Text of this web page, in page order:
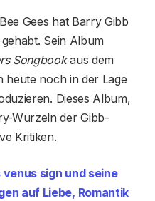
Gees hat Barry Gibb
Sein Album
Songbookaus dem
heute noch in der Lage
Dieses Album,
Wurzeln der Gibb-
Kritiken.
sign und seine
auf Liebe, Romantik